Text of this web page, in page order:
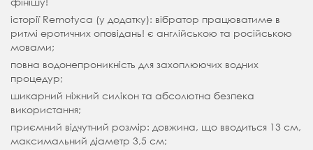
історії Remotyca (у додатку): вібратор працюватиме в
ритмі еротичних оповідань! є англійською та російською
мовами;
повна водонепроникність для захоплюючих водних
процедур;
шикарний ніжний силікон та абсолютна безпека
використання;
приємний відчутний розмір: довжина, що вводиться 13 см,
максимальний діаметр 3,5 см;